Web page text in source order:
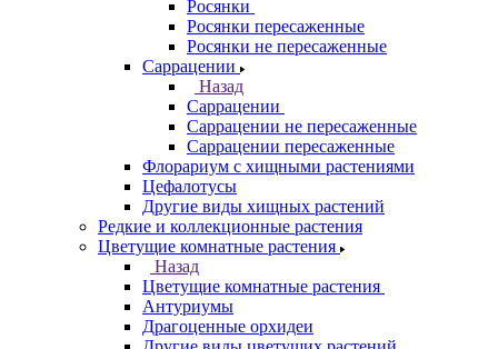
Росянки
Росянки пересаженные
Росянки не пересаженные
Саррацении
Назад
Саррацении
Саррацении не пересаженные
Саррацении пересаженные
Флорариум с хищными растениями
Цефалотусы
Другие виды хищных растений
Редкие и коллекционные растения
Цветущие комнатные растения
Назад
Цветущие комнатные растения
Антуриумы
Драгоценные орхидеи